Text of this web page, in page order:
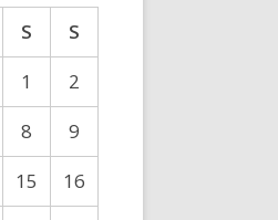
S
S
1
2
8
9
15
16